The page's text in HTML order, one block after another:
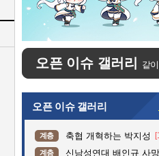
오픈 이슈 갤러리 같
오픈 이슈 갤러리
계층 축협 개혁하는 박지성
계층 신남성연대 배인규 사